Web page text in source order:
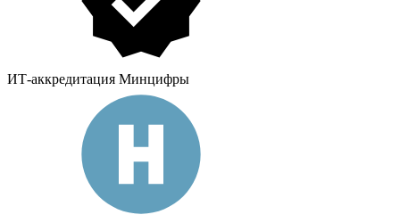
ИТ-аккредитация Минцифры